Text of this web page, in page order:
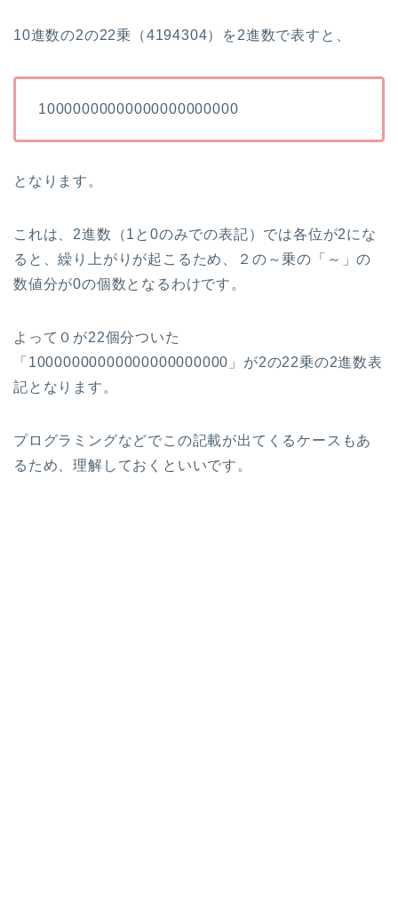
10進数の2の22乗（4194304）を2進数で表すと、
10000000000000000000000
となります。
これは、2進数（1と0のみでの表記）では各位が2にな
ると、繰り上がりが起こるため、２の～乗の「～」の
数値分が0の個数となるわけです。
よって０が22個分ついた
「10000000000000000000000」が2の22乗の2進数表
記となります。
プログラミングなどでこの記載が出てくるケースもあ
るため、理解しておくといいです。